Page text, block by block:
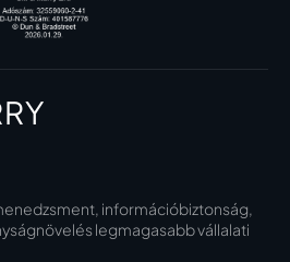
információbiztonság,
legmagasabb vállalati